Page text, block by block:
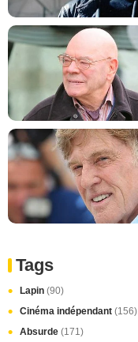
Tags
Lapin (90)
Cinéma indépendant (156)
Absurde (171)